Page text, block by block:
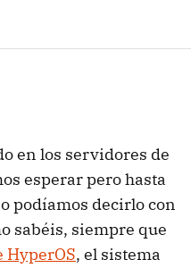
en los servidores de
esperar pero hasta
podíamos decirlo con
sabéis, siempre que
HyperOS, el sistema